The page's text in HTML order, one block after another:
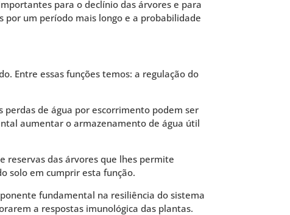
para o declínio das árvores e para
por um período mais longo e a probabilidade
Entre essas funções temos: a regulação do
de água por escorrimento podem ser
aumentar o armazenamento de água útil
reservas das árvores que lhes permite
solo em cumprir esta função.
fundamental na resiliência do sistema
a respostas imunológica das plantas.